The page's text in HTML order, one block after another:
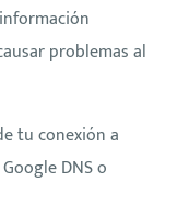
problemas al
tu conexión a
DNS o